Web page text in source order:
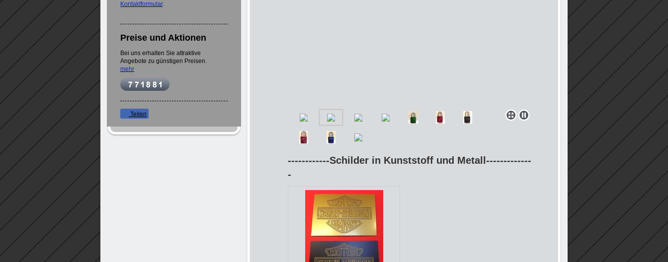
------------Schilder in Kunststoff und Metall-------------
-
Kontaktformular.
Preise und Aktionen
Bei uns erhalten Sie attraktive
Angebote zu günstigen Preisen.
mehr
Teilen